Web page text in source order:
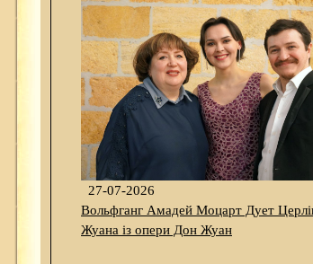
27-07-2026
Вольфганг Амадей Моцарт Дует
Жуана із опери Дон Жуан